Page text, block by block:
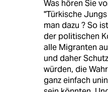
Was hören Sie
"Türkische
man dazu ? So
der politischen
alle Migranten
und daher
würden, die
ganz einfach